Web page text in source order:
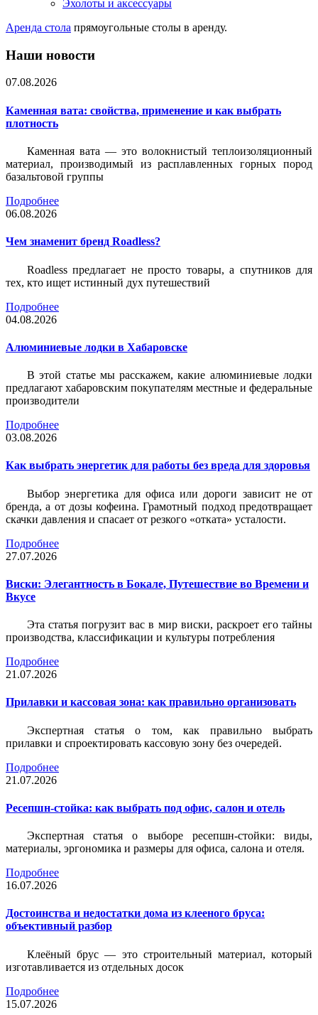
Эхолоты и аксессуары
Аренда стола прямоугольные столы в аренду.
Наши новости
07.08.2026
Каменная вата: свойства, применение и как выбрать
плотность
Каменная вата — это волокнистый теплоизоляционный
материал, производимый из расплавленных горных пород
базальтовой группы
Подробнее
06.08.2026
Чем знаменит бренд Roadless?
Roadless предлагает не просто товары, а спутников для
тех, кто ищет истинный дух путешествий
Подробнее
04.08.2026
Алюминиевые лодки в Хабаровске
В этой статье мы расскажем, какие алюминиевые лодки
предлагают хабаровским покупателям местные и федеральные
производители
Подробнее
03.08.2026
Как выбрать энергетик для работы без вреда для здоровья
Выбор энергетика для офиса или дороги зависит не от
бренда, а от дозы кофеина. Грамотный подход предотвращает
скачки давления и спасает от резкого «отката» усталости.
Подробнее
27.07.2026
Виски: Элегантность в Бокале, Путешествие во Времени и
Вкусе
Эта статья погрузит вас в мир виски, раскроет его тайны
производства, классификации и культуры потребления
Подробнее
21.07.2026
Прилавки и кассовая зона: как правильно организовать
Экспертная статья о том, как правильно выбрать
прилавки и спроектировать кассовую зону без очередей.
Подробнее
21.07.2026
Ресепшн-стойка: как выбрать под офис, салон и отель
Экспертная статья о выборе ресепшн-стойки: виды,
материалы, эргономика и размеры для офиса, салона и отеля.
Подробнее
16.07.2026
Достоинства и недостатки дома из клееного бруса:
объективный разбор
Клеёный брус — это строительный материал, который
изготавливается из отдельных досок
Подробнее
15.07.2026